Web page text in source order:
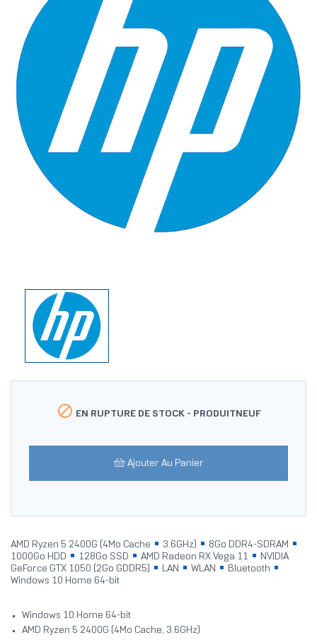
 EN RUPTURE DE STOCK - PRODUITNEUF
Ajouter Au Panier
AMD Ryzen 5 2400G (4Mo Cache 3.6GHz)
8Go DDR4-SDRAM
1000Go HDD
128Go SSD AMD Radeon RX Vega 11
NVIDIA
GeForce GTX 1050 (2Go GDDR5)
LAN WLAN
Bluetooth
Windows 10 Home 64-bit
Windows 10 Home 64-bit
AMD Ryzen 5 2400G (4Mo Cache, 3.6GHz)